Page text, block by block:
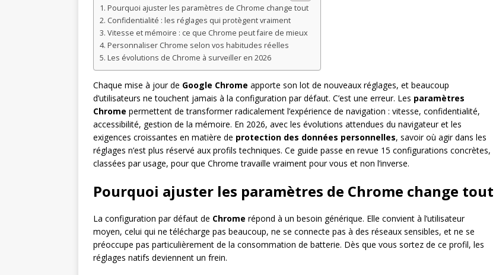
Pourquoi ajuster les paramètres de Chrome change tout
Confidentialité : les réglages qui protègent vraiment
Vitesse et mémoire : ce que Chrome peut faire de mieux
Personnaliser Chrome selon vos habitudes réelles
Les évolutions de Chrome à surveiller en 2026
Chaque mise à jour de Google Chrome apporte son lot de nouveaux réglages, et beaucoup
d’utilisateurs ne touchent jamais à la configuration par défaut. C’est une erreur. Les paramètres
Chrome permettent de transformer radicalement l’expérience de navigation : vitesse, confidentialité,
accessibilité, gestion de la mémoire. En 2026, avec les évolutions attendues du navigateur et les
exigences croissantes en matière de protection des données personnelles, savoir où agir dans les
réglages n’est plus réservé aux profils techniques. Ce guide passe en revue 15 configurations concrètes,
classées par usage, pour que Chrome travaille vraiment pour vous et non l’inverse.
Pourquoi ajuster les paramètres de Chrome change tout
La configuration par défaut de Chrome répond à un besoin générique. Elle convient à l’utilisateur
moyen, celui qui ne télécharge pas beaucoup, ne se connecte pas à des réseaux sensibles, et ne se
préoccupe pas particulièrement de la consommation de batterie. Dès que vous sortez de ce profil, les
réglages natifs deviennent un frein.